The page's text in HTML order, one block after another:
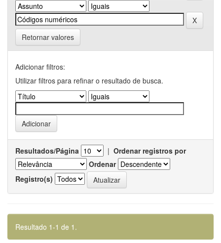
Retornar valores
Adicionar filtros:
Utilizar filtros para refinar o resultado de busca.
Resultados/Página | Ordenar registros por
Ordenar
Registro(s)
Resultado 1-1 de 1.